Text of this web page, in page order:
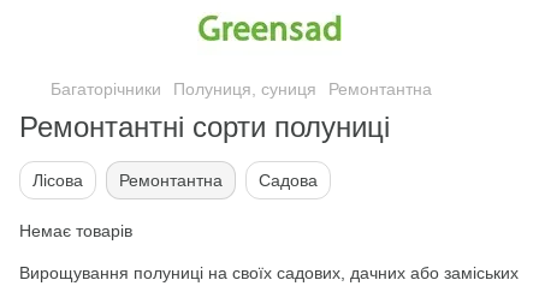
Багаторічники Полуниця, суниця Ремонтантна
Ремонтантні сорти полуниці
Лісова Ремонтантна Садова
Немає товарів
Вирощування полуниці на своїх садових, дачних або заміських